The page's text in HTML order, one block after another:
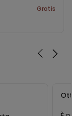
Gratis